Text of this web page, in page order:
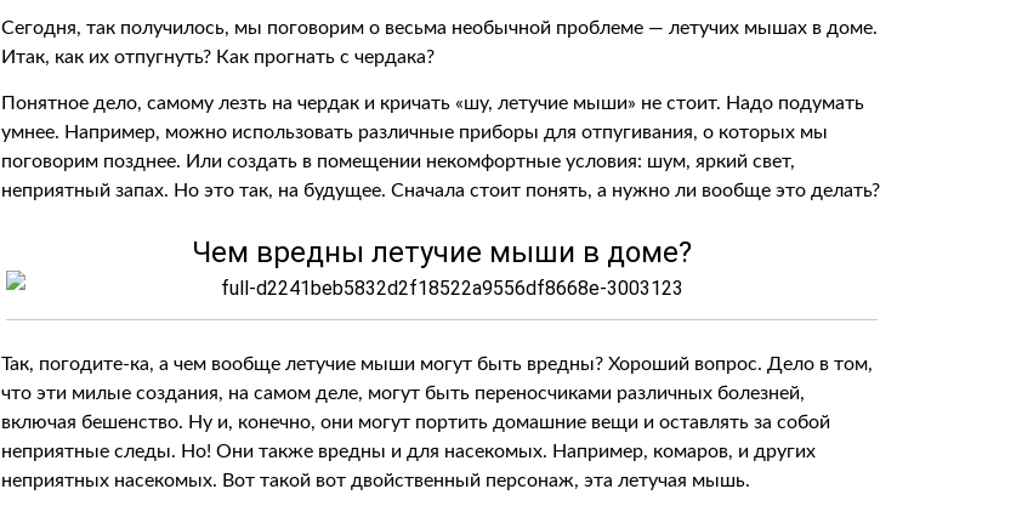
Сегодня, так получилось, мы поговорим о весьма необычной проблеме — летучих мышах в доме.
Итак, как их отпугнуть? Как прогнать с чердака?
Понятное дело, самому лезть на чердак и кричать «шу, летучие мыши» не стоит. Надо подумать
умнее. Например, можно использовать различные приборы для отпугивания, о которых мы
поговорим позднее. Или создать в помещении некомфортные условия: шум, яркий свет,
неприятный запах. Но это так, на будущее. Сначала стоит понять, а нужно ли вообще это делать?
Чем вредны летучие мыши в доме?
Так, погодите-ка, а чем вообще летучие мыши могут быть вредны? Хороший вопрос. Дело в том,
что эти милые создания, на самом деле, могут быть переносчиками различных болезней,
включая бешенство. Ну и, конечно, они могут портить домашние вещи и оставлять за собой
неприятные следы. Но! Они также вредны и для насекомых. Например, комаров, и других
неприятных насекомых. Вот такой вот двойственный персонаж, эта летучая мышь.